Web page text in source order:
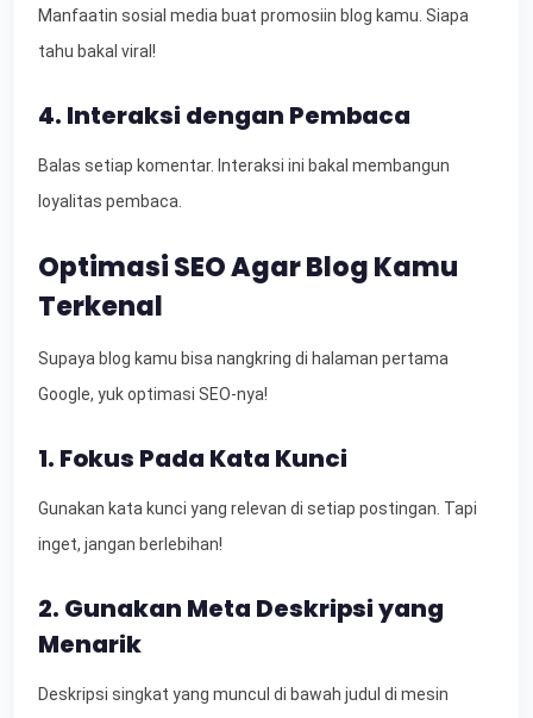
Manfaatin sosial media buat promosiin blog kamu. Siapa
tahu bakal viral!
4. Interaksi dengan Pembaca
Balas setiap komentar. Interaksi ini bakal membangun
loyalitas pembaca.
Optimasi SEO Agar Blog Kamu
Terkenal
Supaya blog kamu bisa nangkring di halaman pertama
Google, yuk optimasi SEO-nya!
1. Fokus Pada Kata Kunci
Gunakan kata kunci yang relevan di setiap postingan. Tapi
inget, jangan berlebihan!
2. Gunakan Meta Deskripsi yang
Menarik
Deskripsi singkat yang muncul di bawah judul di mesin